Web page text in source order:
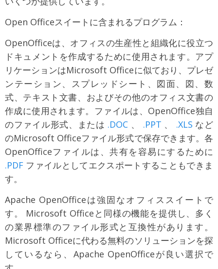
Open Officeスイートに含まれるプログラム：
OpenOfficeは、オフィスの生産性と組織化に役立つ
ドキュメントを作成するために使用されます。アプ
リケーションはMicrosoft Officeに似ており、プレゼ
ンテーション、スプレッドシート、図面、図、数
式、テキスト文書、およびその他のオフィス文書の
作成に使用されます。ファイルは、OpenOffice独自
のファイル形式、または .DOC 、 .PPT 、 .XLS など
のMicrosoft Officeファイル形式で保存できます。各
OpenOfficeファイルは、共有を容易にするために
.PDF ファイルとしてエクスポートすることもできま
す。
Apache OpenOfficeは強固なオフィススイートで
す。 Microsoft Officeと同様の機能を提供し、多く
の業界標準のファイル形式と互換性があります。
Microsoft Officeに代わる無料のソリューションを探
しているなら、Apache OpenOfficeが良い選択で